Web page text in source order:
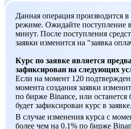
Данная операция производится
режиме. Ожидайте поступление
минут. После поступления
заявки изменится на "заявка
Курс по заявке является
зафиксирован на следующих
Если на момент 120
момента создания заявки
по бирже Binance, или останется
будет зафиксирован курс в заявке.
В случае изменения курса с
более чем на 0.1% по бирже